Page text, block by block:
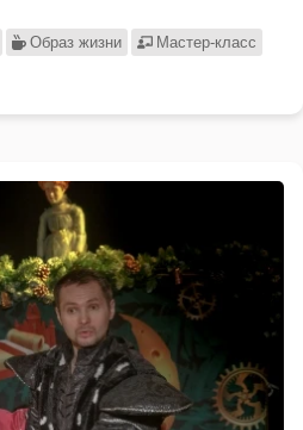
Образ жизни
Мастер-класс